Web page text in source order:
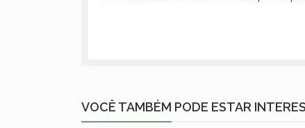
VOCÊ TAMBÉM PODE ESTAR